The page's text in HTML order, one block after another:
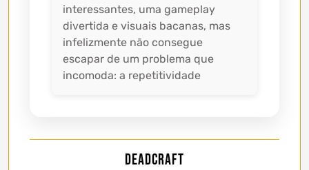
interessantes, uma gameplay
divertida e visuais bacanas, mas
infelizmente não consegue
escapar de um problema que
incomoda: a repetitividade
Deadcraft